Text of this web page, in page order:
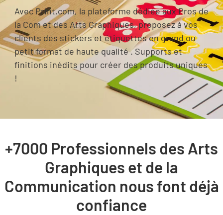
Avec Print.com, la plateforme dédiée aux Pros de
la Com et des Arts Graphiques, proposez à vos
clients des stickers et étiquettes en grand ou
petit format de haute qualité . Supports et
finitions inédits pour créer des produits uniques
!
+7000 Professionnels des Arts
Graphiques et de la
Communication nous font déjà
confiance